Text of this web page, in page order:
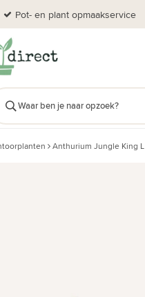
Pot- en plant opmaakservice
Anthurium Jungle King L